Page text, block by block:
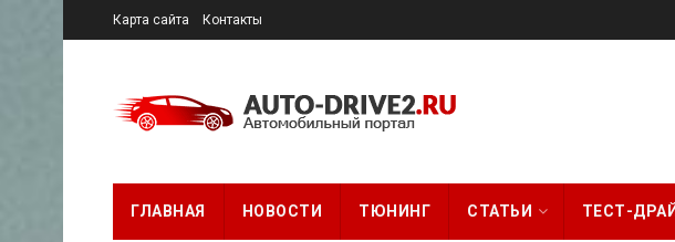
Карта сайта Контакты
ГЛАВНАЯ НОВОСТИ ТЮНИНГ СТАТЬИ ТЕСТ-